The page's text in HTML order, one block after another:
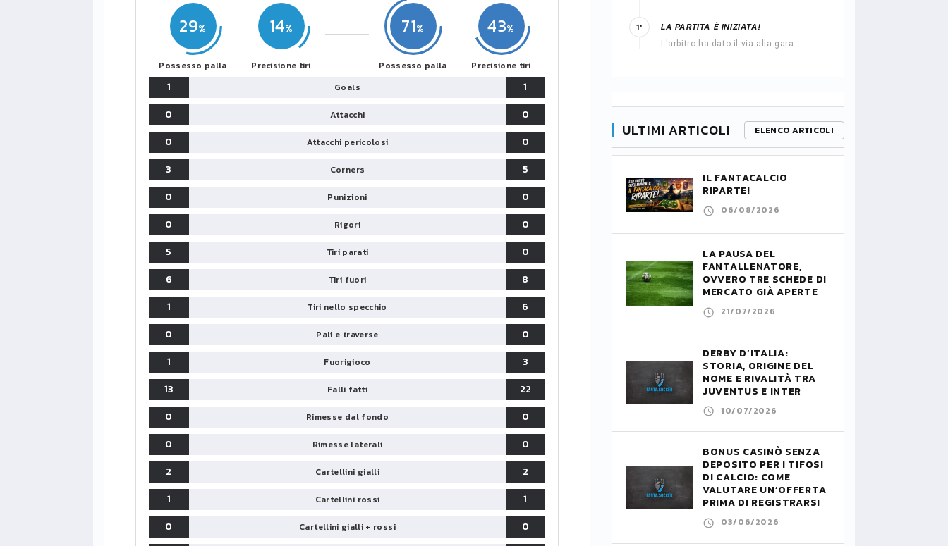
29
Possesso palla
14
Precisione tiri
71
Possesso palla
43
Precisione tiri
1 Goals
1
0
Attacchi
0
0
Attacchi pericolosi
0
3
Corners
5
0
Punizioni
0
0
Rigori
0
5
Tiri parati
0
6
Tiri fuori
8
1
Tiri nello specchio
6
0
Pali e traverse
0
1
Fuorigioco
3
13
Falli fatti
22
0
Rimesse dal fondo
0
0
Rimesse laterali
0
2
Cartellini gialli
2
1
Cartellini rossi
1
0
Cartellini gialli + rossi
0
LA PARTITA È INIZIATA!
L'arbitro ha dato il via alla gara.
1'
ULTIMI ARTICOLI ELENCO ARTICOLI
IL FANTACALCIO
RIPARTE!
06/08/2026
LA PAUSA DEL
FANTALLENATORE,
OVVERO TRE SCHEDE DI
MERCATO GIÀ APERTE
21/07/2026
DERBY D’ITALIA:
STORIA, ORIGINE DEL
NOME E RIVALITÀ TRA
JUVENTUS E INTER
10/07/2026
BONUS CASINÒ SENZA
DEPOSITO PER I TIFOSI
DI CALCIO: COME
VALUTARE UN’OFFERTA
PRIMA DI REGISTRARSI
03/06/2026